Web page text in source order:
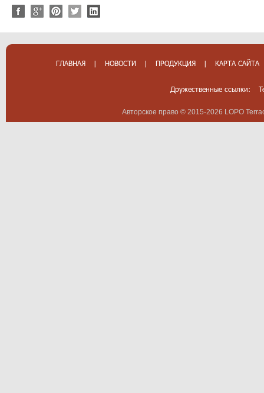
ГЛАВНАЯ | НОВОСТИ | ПРОДУКЦИЯ | КАРТА САЙТА
Дружественные ссылки:
Авторское право © 2015-2026 LOPO